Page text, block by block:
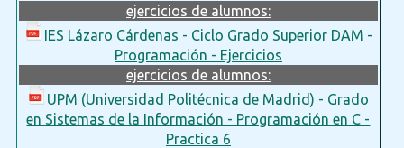
ejercicios de alumnos:
IES Lázaro Cárdenas - Ciclo Grado Superior DAM -
Programación - Ejercicios
ejercicios de alumnos:
UPM (Universidad Politécnica de Madrid) - Grado
en Sistemas de la Información - Programación en C -
Practica 6